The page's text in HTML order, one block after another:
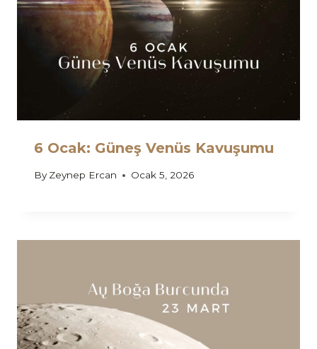
6 Ocak: Güneş Venüs Kavuşumu
By Zeynep Ercan Ocak 5, 2026